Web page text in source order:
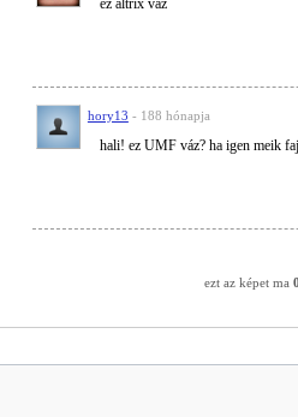
hory13 - 188 hónapja
hali! ez UMF váz? ha igen meik
ezt az képet ma